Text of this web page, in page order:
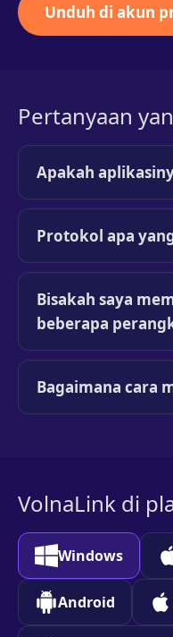
Unduh di akun
Pertanyaan
Apakah
Protokol apa
Bisakah saya
beberapa
Bagaimana cara
VolnaLink di
Windows
Android